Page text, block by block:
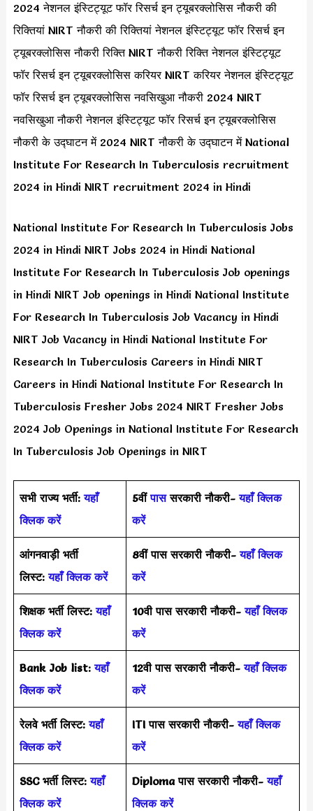
2024 नेशनल इंस्टिट्यूट फॉर रिसर्च इन ट्यूबरक्लोसिस नौकरी की
रिक्तियां NIRT नौकरी की रिक्तियां नेशनल इंस्टिट्यूट फॉर रिसर्च इन
ट्यूबरक्लोसिस नौकरी रिक्ति NIRT नौकरी रिक्ति नेशनल इंस्टिट्यूट
फॉर रिसर्च इन ट्यूबरक्लोसिस करियर NIRT करियर नेशनल इंस्टिट्यूट
फॉर रिसर्च इन ट्यूबरक्लोसिस नवसिखुआ नौकरी 2024 NIRT
नवसिखुआ नौकरी नेशनल इंस्टिट्यूट फॉर रिसर्च इन ट्यूबरक्लोसिस
नौकरी के उद्घाटन में 2024 NIRT नौकरी के उद्घाटन में National
Institute For Research In Tuberculosis recruitment
2024 in Hindi NIRT recruitment 2024 in Hindi
National Institute For Research In Tuberculosis Jobs
2024 in Hindi NIRT Jobs 2024 in Hindi National
Institute For Research In Tuberculosis Job openings
in Hindi NIRT Job openings in Hindi National Institute
For Research In Tuberculosis Job Vacancy in Hindi
NIRT Job Vacancy in Hindi National Institute For
Research In Tuberculosis Careers in Hindi NIRT
Careers in Hindi National Institute For Research In
Tuberculosis Fresher Jobs 2024 NIRT Fresher Jobs
2024 Job Openings in National Institute For Research
In Tuberculosis Job Openings in NIRT
सभी राज्य भर्ती: यहाँ
क्लिक करें
5वींपाससरकारी नौकरी- यहाँ क्लिक
करें
आंगनवाड़ी भर्ती
लिस्ट: यहाँ क्लिक करें
8वीं पास सरकारी नौकरी- यहाँ क्लिक
करें
शिक्षक भर्ती लिस्ट: यहाँ
क्लिक करें
10वी पास सरकारी नौकरी- यहाँ क्लिक
करें
Bank Job list: यहाँ
क्लिक करें
12वी पास सरकारी नौकरी- यहाँ क्लिक
करें
रेलवे भर्ती लिस्ट: यहाँ
क्लिक करें
ITI पास सरकारी नौकरी- यहाँ क्लिक
करें
SSC भर्ती लिस्ट: यहाँ
क्लिक करें
Diploma पास सरकारी नौकरी- यहाँ
क्लिक करें